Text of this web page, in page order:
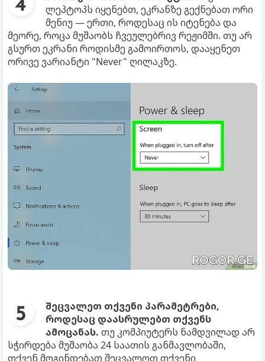
ლეპტოპს იყენებთ, ეკრანზე გექნებათ ორი
მენიუ — ერთი, როდესაც ის იტენება და
მეორე, როცა მუშაობს ჩვეულებრივ რეჟიმში. თუ არ
გსურთ ეკრანი როდისმე გამოირთოს, დააყენეთ
ორივე ვარიანტი "Never" ღილაკზე.
შეცვალეთ თქვენი პარამეტრები,
როდესაც დაასრულებთ თქვენს
ამოცანას. თუ კომპიუტერს ნამდვილად არ
სჭირდება მუშაობა 24 საათის განმავლობაში,
თქვენ მოგინდებათ შეცვალოთ თქვენი